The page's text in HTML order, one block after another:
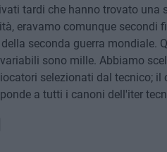
tardi che hanno trovato
eravamo comunque secondi
seconda guerra mondiale.
sono mille. Abbiamo
selezionati dal tecnico; il
a tutti i canoni dell'iter